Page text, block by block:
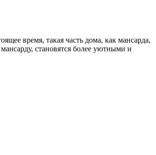
время, такая часть дома, как мансарда,
становятся более уютными и